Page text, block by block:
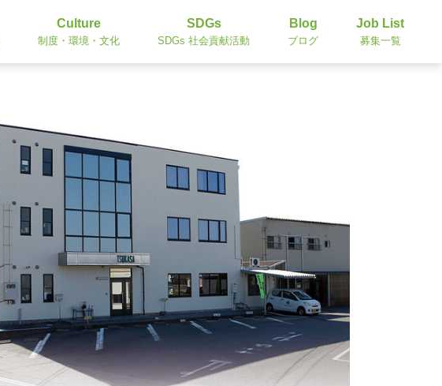
Culture
制度・環境・文化
SDGs
SDGs 社会貢献活動
Blog
ブログ
Job List
募集一覧